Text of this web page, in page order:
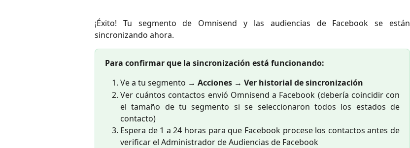
¡Éxito! Tu segmento de Omnisend y las audiencias de Facebook se están
sincronizando ahora.
Para confirmar que la sincronización está funcionando:
Ve a tu segmento → Acciones → Ver historial de sincronización
Ver cuántos contactos envió Omnisend a Facebook (debería coincidir con
el tamaño de tu segmento si se seleccionaron todos los estados de
contacto)
Espera de 1 a 24 horas para que Facebook procese los contactos antes de
verificar el Administrador de Audiencias de Facebook